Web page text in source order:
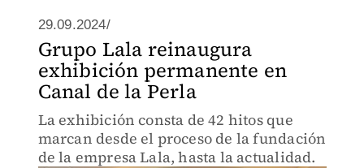
29.09.2024/
Grupo Lala reinaugura
exhibición permanente en
Canal de la Perla
La exhibición consta de 42 hitos que
marcan desde el proceso de la fundación
de la empresa Lala, hasta la actualidad.